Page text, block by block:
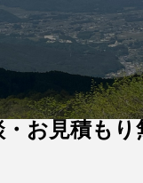
・お見積もり